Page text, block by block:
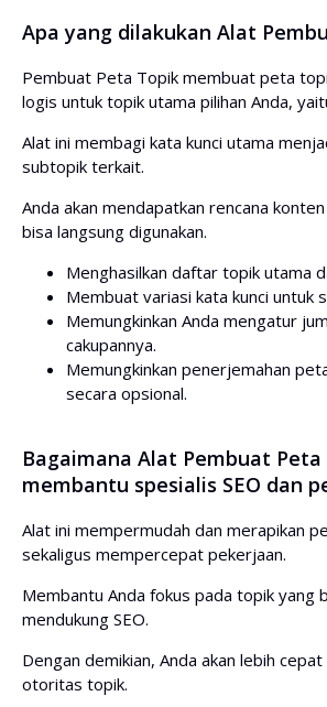
Apa yang dilakukan Alat
Pembuat Peta Topik membuat peta
logis untuk topik utama pilihan Anda,
Alat ini membagi kata kunci utama
subtopik terkait.
Anda akan mendapatkan rencana
bisa langsung digunakan.
Menghasilkan daftar topik utama
Membuat variasi kata kunci untuk
Memungkinkan Anda mengatur
cakupannya.
Memungkinkan penerjemahan
secara opsional.
Bagaimana Alat Pembuat
membantu spesialis SEO dan
Alat ini mempermudah dan merapikan
sekaligus mempercepat pekerjaan.
Membantu Anda fokus pada topik yang
mendukung SEO.
Dengan demikian, Anda akan lebih
otoritas topik.